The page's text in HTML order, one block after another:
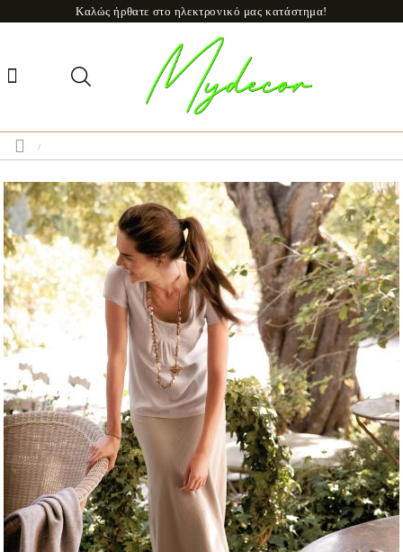
Καλώς ήρθατε στο ηλεκτρονικό μας κατάστημα!